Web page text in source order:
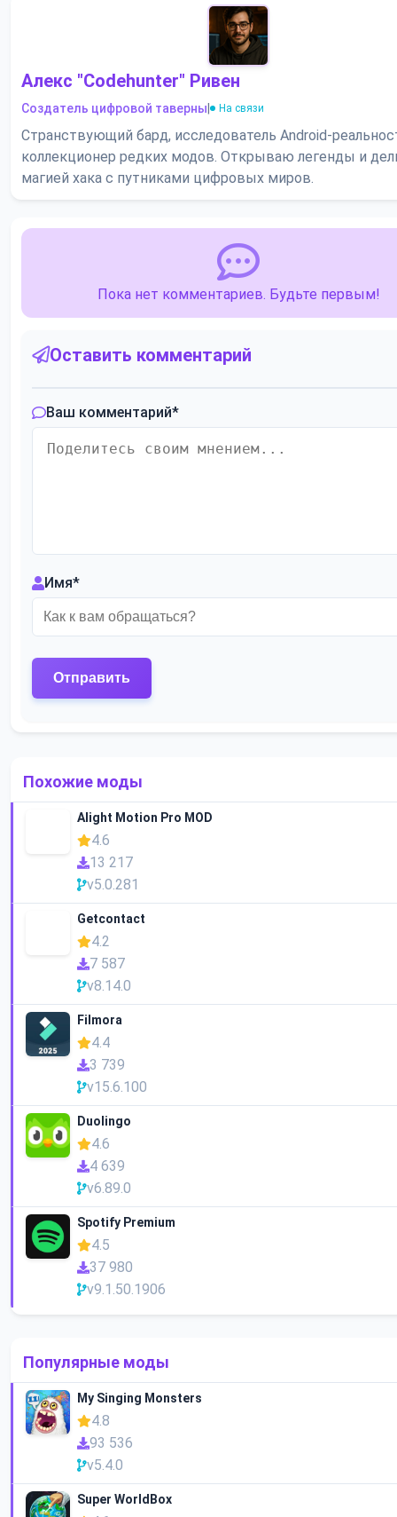
Алекс "Codehunter" Ривен
Создатель цифровой таверны На связи
Странствующий бард, исследователь Android-
коллекционер редких модов. Открываю легенды и
магией хака с путниками цифровых миров.
Пока нет комментариев. Будьте первым!
Оставить комментарий
Ваш комментарий*
Имя*
Похожие моды
Alight Motion Pro MOD
4.6
13 217
v5.0.281
Getcontact
4.2
7 587
v8.14.0
Filmora
4.4
3 739
v15.6.100
Duolingo
4.6
4 639
v6.89.0
Spotify Premium
4.5
37 980
v9.1.50.1906
Популярные моды
My Singing Monsters
4.8
93 536
v5.4.0
Super WorldBox